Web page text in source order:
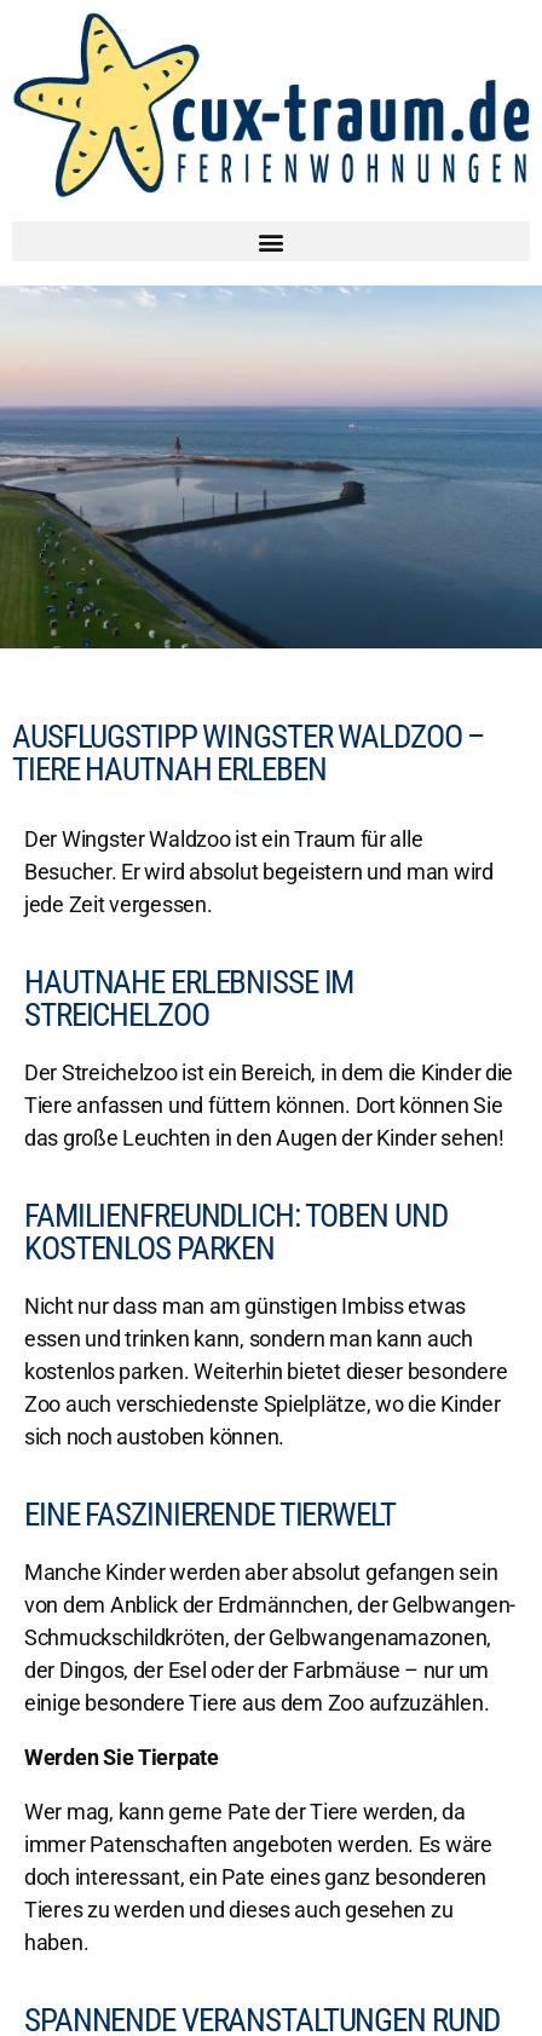
AUSFLUGSTIPP WINGSTER WALDZOO –
TIERE HAUTNAH ERLEBEN
Der Wingster Waldzoo ist ein Traum für alle
Besucher. Er wird absolut begeistern und man wird
jede Zeit vergessen.
HAUTNAHE ERLEBNISSE IM
STREICHELZOO
Der Streichelzoo ist ein Bereich, in dem die Kinder die
Tiere anfassen und füttern können. Dort können Sie
das große Leuchten in den Augen der Kinder sehen!
FAMILIENFREUNDLICH: TOBEN UND
KOSTENLOS PARKEN
Nicht nur dass man am günstigen Imbiss etwas
essen und trinken kann, sondern man kann auch
kostenlos parken. Weiterhin bietet dieser besondere
Zoo auch verschiedenste Spielplätze, wo die Kinder
sich noch austoben können.
EINE FASZINIERENDE TIERWELT
Manche Kinder werden aber absolut gefangen sein
von dem Anblick der Erdmännchen, der Gelbwangen-
Schmuckschildkröten, der Gelbwangenamazonen,
der Dingos, der Esel oder der Farbmäuse – nur um
einige besondere Tiere aus dem Zoo aufzuzählen.
Werden Sie Tierpate
Wer mag, kann gerne Pate der Tiere werden, da
immer Patenschaften angeboten werden. Es wäre
doch interessant, ein Pate eines ganz besonderen
Tieres zu werden und dieses auch gesehen zu
haben.
SPANNENDE VERANSTALTUNGEN RUND